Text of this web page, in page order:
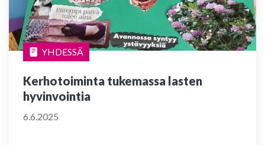
YHDESSÄ
Kerhotoiminta tukemassa lasten
hyvinvointia
6.6.2025